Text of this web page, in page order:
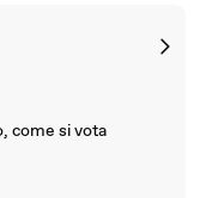
come si vota